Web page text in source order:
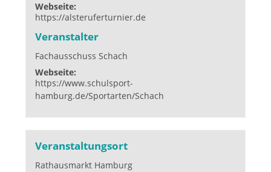
Webseite:
https://alsteruferturnier.de
Veranstalter
Fachausschuss Schach
Webseite:
https://www.schulsport-
hamburg.de/Sportarten/Schach
Veranstaltungsort
Rathausmarkt Hamburg